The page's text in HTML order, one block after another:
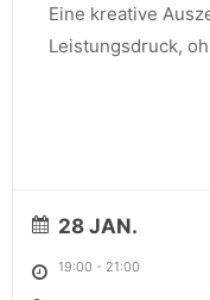
Eine kreative
Leistungsdruck,
28 JAN.
19:00 - 21:00